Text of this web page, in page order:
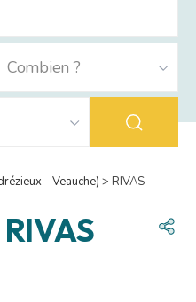
- Veauche) > RIVAS